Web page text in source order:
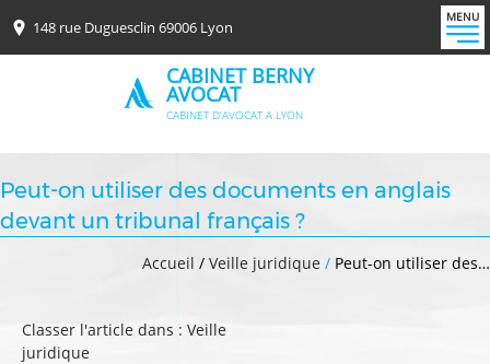
148 rue Duguesclin 69006 Lyon
CABINET BERNY
AVOCAT
CABINET D'AVOCAT A LYON
MENU
Peut-on utiliser des documents en anglais
devant un tribunal français ?
Accueil / Veille juridique / Peut-on utiliser des…
Classer l'article dans : Veille
juridique